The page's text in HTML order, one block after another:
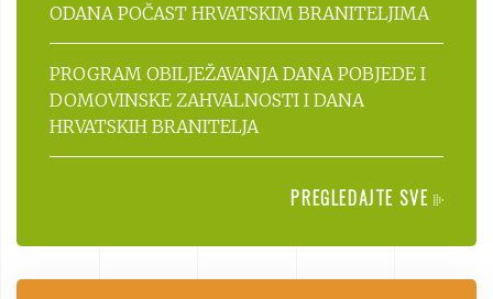
ODANA POČAST HRVATSKIM BRANITELJIMA
PROGRAM OBILJEŽAVANJA DANA POBJEDE I
DOMOVINSKE ZAHVALNOSTI I DANA
HRVATSKIH BRANITELJA
PREGLEDAJTE SVE